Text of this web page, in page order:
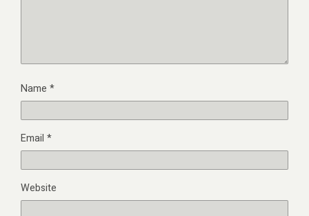
Name *
Email *
Website